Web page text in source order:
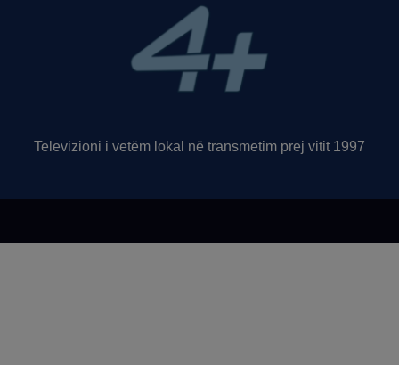
Televizioni i vetëm lokal në transmetim prej vitit 1997